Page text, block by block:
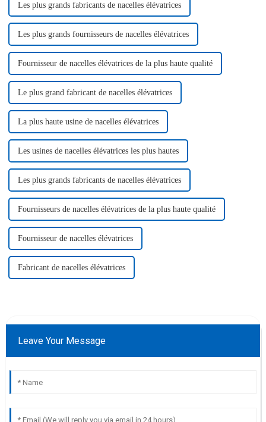
Les plus grands fabricants de nacelles élévatrices
Les plus grands fournisseurs de nacelles élévatrices
Fournisseur de nacelles élévatrices de la plus haute qualité
Le plus grand fabricant de nacelles élévatrices
La plus haute usine de nacelles élévatrices
Les usines de nacelles élévatrices les plus hautes
Les plus grands fabricants de nacelles élévatrices
Fournisseurs de nacelles élévatrices de la plus haute qualité
Fournisseur de nacelles élévatrices
Fabricant de nacelles élévatrices
Leave Your Message